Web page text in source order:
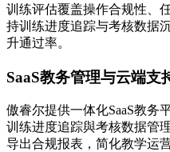
训练评估覆盖操作合规性、
持训练进度追踪与考核数据
升通过率。
SaaS教务管理与云端支
傲睿尔提供一体化SaaS教务
训练进度追踪與考核数据管
导出合规报表，简化教学运营